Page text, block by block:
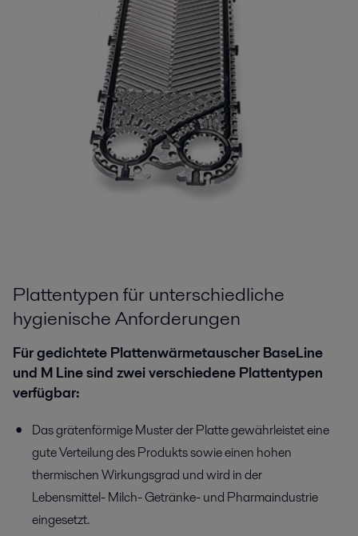
Plattentypen für unterschiedliche
hygienische Anforderungen
Für gedichtete Plattenwärmetauscher BaseLine
und M Line sind zwei verschiedene Plattentypen
verfügbar:
Das grätenförmige Muster der Platte gewährleistet eine
gute Verteilung des Produkts sowie einen hohen
thermischen Wirkungsgrad und wird in der
Lebensmittel- Milch- Getränke- und Pharmaindustrie
eingesetzt.